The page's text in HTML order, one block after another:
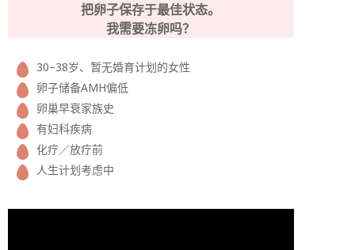
把卵子保存于最佳状态。
我需要冻卵吗？
30–38岁、暂无婚育计划的女性
卵子储备AMH偏低
卵巢早衰家族史
有妇科疾病
化疗／放疗前
人生计划考虑中